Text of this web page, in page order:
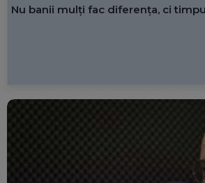
Nu banii mulți fac diferența, ci